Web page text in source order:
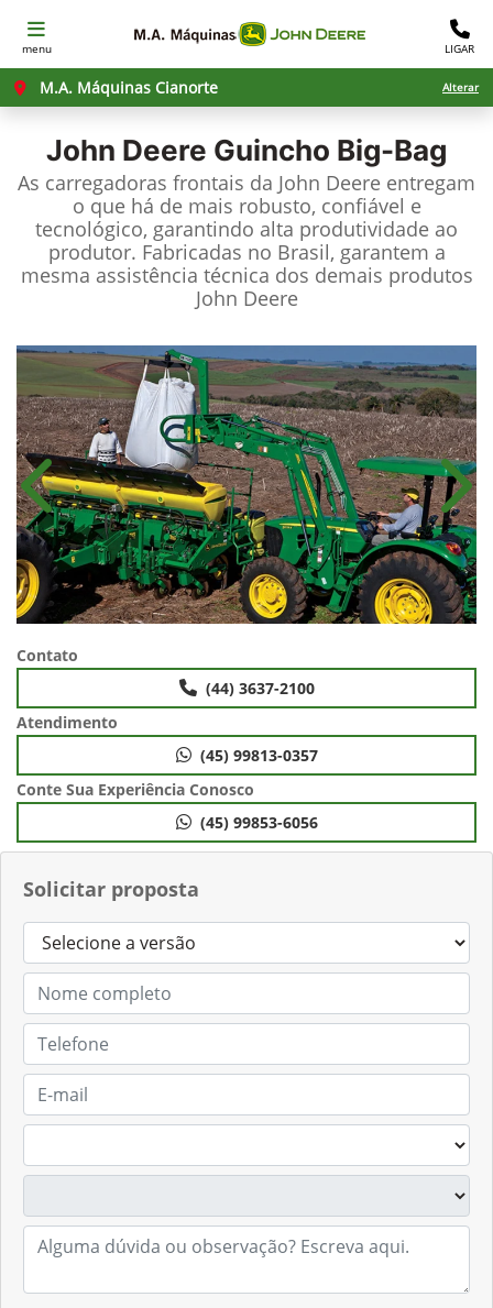
menu LIGAR
M.A. Máquinas Cianorte Alterar
John Deere Guincho Big-Bag
As carregadoras frontais da John Deere entregam
o que há de mais robusto, confiável e
tecnológico, garantindo alta produtividade ao
produtor. Fabricadas no Brasil, garantem a
mesma assistência técnica dos demais produtos
John Deere
Solicitar proposta
Anterior
Contato
(44) 3637-2100
Atendimento
(45) 99813-0357
Conte Sua Experiência Conosco
(45) 99853-6056